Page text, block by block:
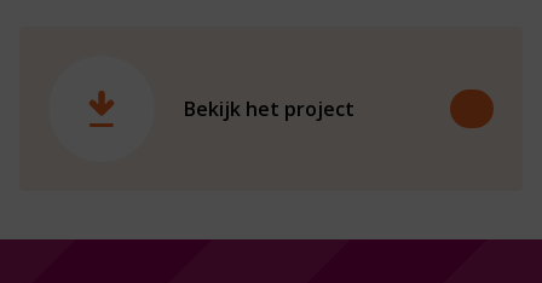
Bekijk het project